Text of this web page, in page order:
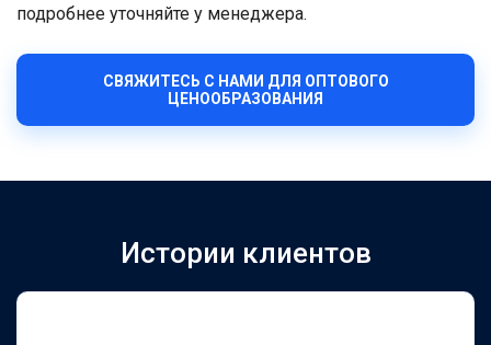
подробнее уточняйте у менеджера.
СВЯЖИТЕСЬ С НАМИ ДЛЯ ОПТОВОГО
ЦЕНООБРАЗОВАНИЯ
Истории клиентов